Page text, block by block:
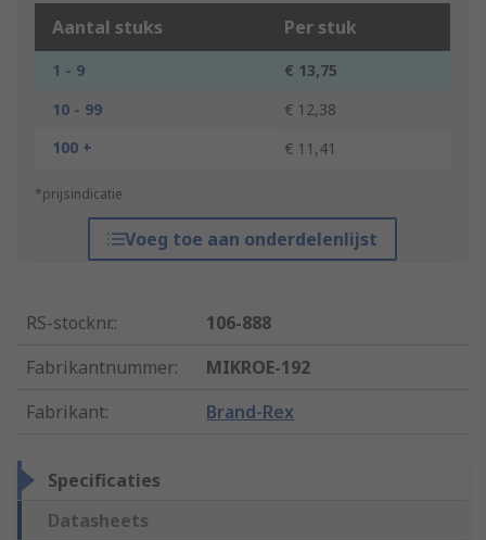
Aantal stuks Per stuk
1 - 9
€ 13,75
10 - 99
€ 12,38
100 +
€ 11,41
*prijsindicatie
Voeg toe aan onderdelenlijst
RS-stocknr.:
106-888
Fabrikantnummer:
MIKROE-192
Fabrikant: Brand-Rex
Specificaties
Datasheets